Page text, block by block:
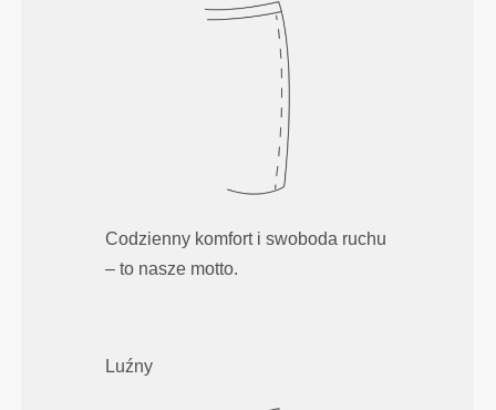
Codzienny komfort i swoboda ruchu
– to nasze motto.
Luźny